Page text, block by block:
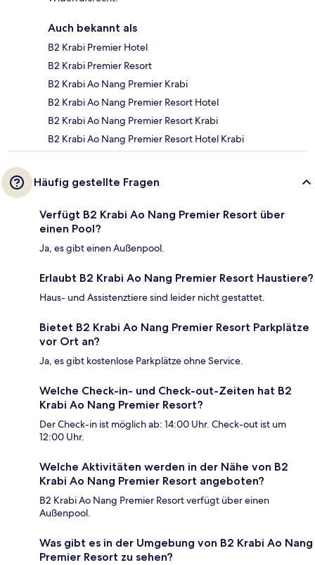
Auch bekannt als
B2 Krabi Premier Hotel
B2 Krabi Premier Resort
B2 Krabi Ao Nang Premier Krabi
B2 Krabi Ao Nang Premier Resort Hotel
B2 Krabi Ao Nang Premier Resort Krabi
B2 Krabi Ao Nang Premier Resort Hotel Krabi
Häufig gestellte Fragen
Verfügt B2 Krabi Ao Nang Premier Resort über
einen Pool?
Ja, es gibt einen Außenpool.
Erlaubt B2 Krabi Ao Nang Premier Resort Haustiere?
Haus- und Assistenztiere sind leider nicht gestattet.
Bietet B2 Krabi Ao Nang Premier Resort Parkplätze
vor Ort an?
Ja, es gibt kostenlose Parkplätze ohne Service.
Welche Check-in- und Check-out-Zeiten hat B2
Krabi Ao Nang Premier Resort?
Der Check-in ist möglich ab: 14:00 Uhr. Check-out ist um
12:00 Uhr.
Welche Aktivitäten werden in der Nähe von B2
Krabi Ao Nang Premier Resort angeboten?
B2 Krabi Ao Nang Premier Resort verfügt über einen
Außenpool.
Was gibt es in der Umgebung von B2 Krabi Ao Nang
Premier Resort zu sehen?